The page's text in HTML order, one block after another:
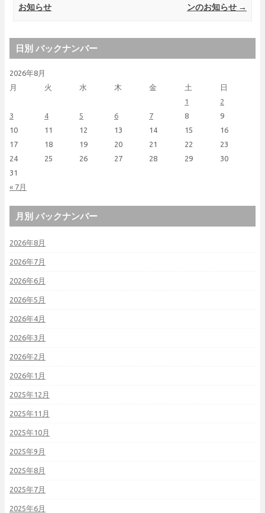
お知らせ
ンのお知らせ →
日別 バックナンバー
2026年8月
月
火 水 木 金 土 日
« 7月
1
2
3
4 5 6 7 8
9
10
11 12 13 14 15
16
17
18 19 20 21 22
23
24
25 26 27 28 29
30
31
月別 バックナンバー
2026年8月
2026年7月
2026年6月
2026年5月
2026年4月
2026年3月
2026年2月
2026年1月
2025年12月
2025年11月
2025年10月
2025年9月
2025年8月
2025年7月
2025年6月